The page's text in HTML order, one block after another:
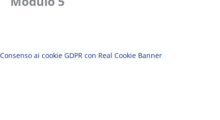
Consenso ai cookie GDPR con Real Cookie Banner